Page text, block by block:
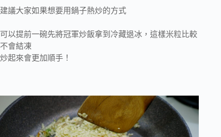
建議大家如果想要用鍋子熱炒的方式
可以提前一碗先將冠軍炒飯拿到冷藏退冰，這樣米粒比較
不會結凍
炒起來會更加順手！